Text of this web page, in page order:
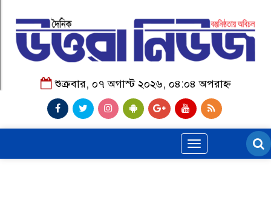
শুক্রবার, ০৭ অগাস্ট ২০২৬, ০৪:০৪ অপরাহ্ন
Toggle
navigation